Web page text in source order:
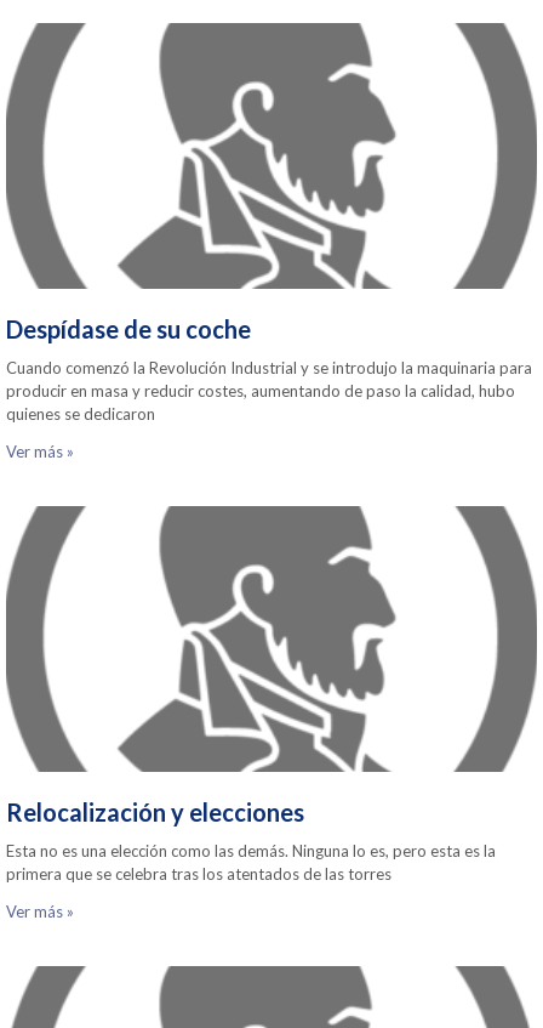
Despídase de su coche
Cuando comenzó la Revolución Industrial y se introdujo la maquinaria para
producir en masa y reducir costes, aumentando de paso la calidad, hubo
quienes se dedicaron
Ver más »
Relocalización y elecciones
Esta no es una elección como las demás. Ninguna lo es, pero esta es la
primera que se celebra tras los atentados de las torres
Ver más »